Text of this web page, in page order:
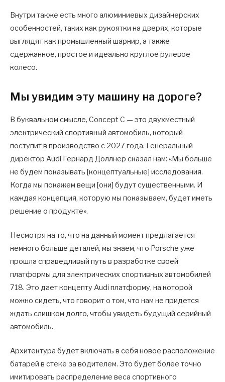
Внутри также есть много алюминиевых дизайнерских
особенностей, таких как рукоятки на дверях, которые
выглядят как промышленный шарнир, а также
сдержанное, простое и идеально круглое рулевое
колесо.
Мы увидим эту машину на дороге?
В буквальном смысле, Concept C — это двухместный
электрический спортивный автомобиль, который
поступит в производство с 2027 года. Генеральный
директор Audi Гернард Доллнер сказал нам: «Мы больше
не будем показывать [концептуальные] исследования.
Когда мы покажем вещи [они] будут существенными. И
каждая концепция, которую мы показываем, будет иметь
решение о продукте».
Несмотря на то, что на данный момент предлагается
немного больше деталей, мы знаем, что Porsche уже
прошла справедливый путь в разработке своей
платформы для электрических спортивных автомобилей
718. Это дает концепту Audi платформу, на которой
можно сидеть, что говорит о том, что нам не придется
ждать слишком долго, чтобы увидеть будущий серийный
автомобиль.
Архитектура будет включать в себя новое расположение
батарей в стеке за водителем. Это будет более точно
имитировать распределение веса спортивного